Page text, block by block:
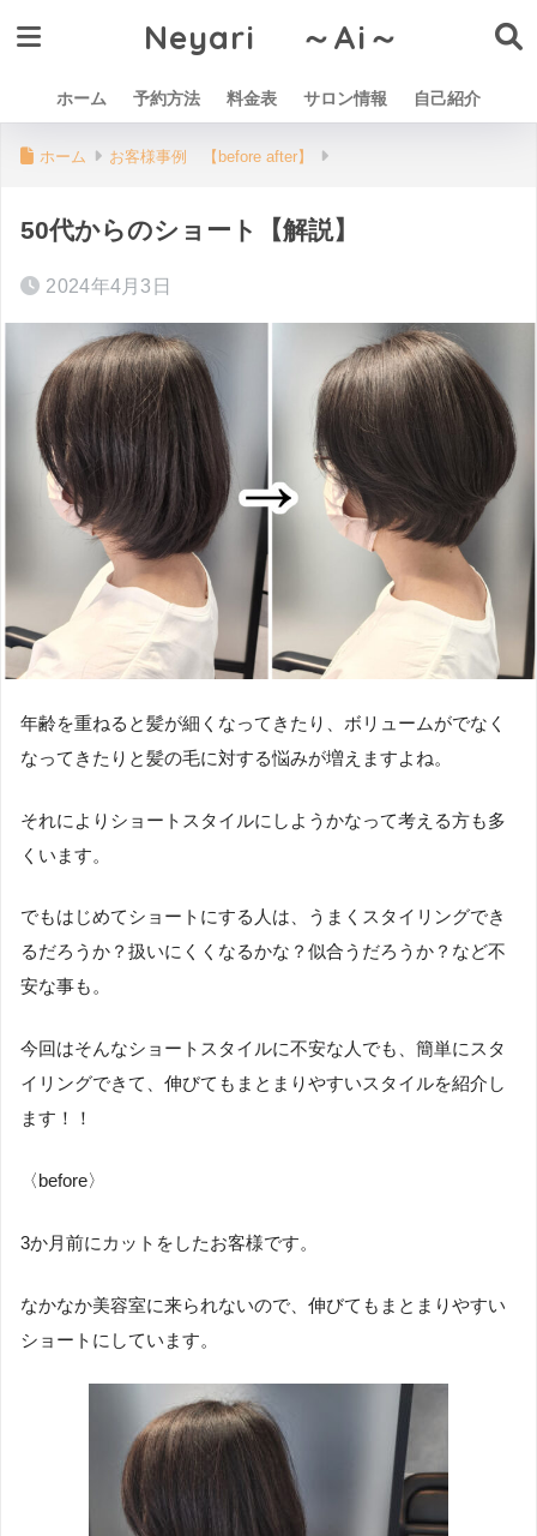
Neyari ～Ai～
ホーム 予約方法 料金表 サロン情報 自己紹介
ホーム お客様事例 【before after】
50代からのショート【解説】
2024年4月3日
年齢を重ねると髪が細くなってきたり、ボリュームがでなく
なってきたりと髪の毛に対する悩みが増えますよね。
それによりショートスタイルにしようかなって考える方も多
くいます。
でもはじめてショートにする人は、うまくスタイリングでき
るだろうか？扱いにくくなるかな？似合うだろうか？など不
安な事も。
今回はそんなショートスタイルに不安な人でも、簡単にスタ
イリングできて、伸びてもまとまりやすいスタイルを紹介し
ます！！
〈before〉
3か月前にカットをしたお客様です。
なかなか美容室に来られないので、伸びてもまとまりやすい
ショートにしています。